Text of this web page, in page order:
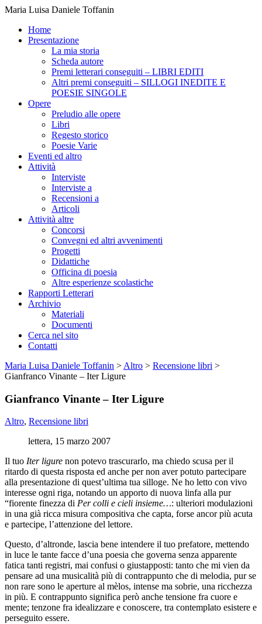
Maria Luisa Daniele Toffanin
Home
Presentazione
La mia storia
Scheda autore
Premi letterari conseguiti – LIBRI EDITI
Altri premi conseguiti – SILLOGI INEDITE E
POESIE SINGOLE
Opere
Preludio alle opere
Libri
Regesto storico
Poesie Varie
Eventi ed altro
Attività
Interviste
Interviste a
Recensioni a
Articoli
Attività altre
Concorsi
Convegni ed altri avvenimenti
Progetti
Didattiche
Officina di poesia
Altre esperienze scolastiche
Rapporti Letterari
Archivio
Materiali
Documenti
Cerca nel sito
Contatti
Maria Luisa Daniele Toffanin > Altro > Recensione libri >
Gianfranco Vinante – Iter Ligure
Gianfranco Vinante – Iter Ligure
Altro, Recensione libri
lettera, 15 marzo 2007
Il tuo Iter ligure non potevo trascurarlo, ma chiedo scusa per il
ritardo di questa risposta ed anche per non aver potuto partecipare
alla presentazione di quest’ultima tua silloge. Ne ho letto con vivo
interesse ogni riga, notando un apporto di nuova linfa alla pur
“fiorente finezza di Per colli e cieli insieme…: ulteriori modulazioni
in una già ricca misura compositiva che capta, forse ancor più acuta
e partecipe, l’attenzione del lettore.
Questo, d’altronde, lascia bene intendere il tuo prefatore, mettendo
in luce le tante facce d’una poesia che governa senza apparente
fatica tanti registri, mai confusi o giustapposti: tanto che mi vien da
pensare ad una musicalità più di contrappunto che di melodia, pur se
non rare sono le aperture al mèlos, intense ma sobrie, una ricchezza
in più. E contrappunto significa però anche tensione fra cuore e
mente; tenzone fra idealizzare e conoscere, tra contemplato esistere e
perseguito essere.